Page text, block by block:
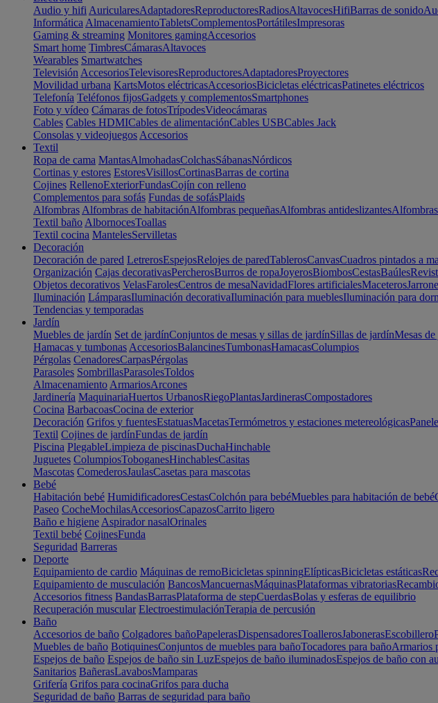
Audio y hifi AuricularesAdaptadoresReproductoresRadiosAltavocesHifiBarras de sonido
Informática AlmacenamientoTabletsComplementosPortátilesImpresoras
Gaming & streaming Monitores gamingAccesorios
Smart home TimbresCámarasAltavoces
Wearables Smartwatches
Televisión AccesoriosTelevisoresReproductoresAdaptadoresProyectores
Movilidad urbana KartsMotos eléctricasAccesoriosBicicletas eléctricasPatinetes eléctricos
Telefonía Teléfonos fijosGadgets y complementosSmartphones
Foto y vídeo Cámaras de fotosTrípodesVideocámaras
Cables Cables HDMICables de alimentaciónCables USBCables Jack
Consolas y videojuegos Accesorios
Textil
Ropa de cama MantasAlmohadasColchasSábanasNórdicos
Cortinas y estores EstoresVisillosCortinasBarras de cortina
Cojines RellenoExteriorFundasCojín con relleno
Complementos para sofás Fundas de sofásPlaids
Alfombras Alfombras de habitaciónAlfombras pequeñasAlfombras antideslizantes
Textil baño AlbornocesToallas
Textil cocina MantelesServilletas
Decoración
Decoración de pared LetrerosEspejosRelojes de paredTablerosCanvasCuadros pintados a
Organización Cajas decorativasPercherosBurros de ropaJoyerosBiombosCestasBaúles
Objetos decorativos VelasFarolesCentros de mesaNavidadFlores artificialesMaceteros
Iluminación LámparasIluminación decorativaIluminación para mueblesIluminación para
Tendencias y temporadas
Jardín
Muebles de jardín Set de jardínConjuntos de mesas y sillas de jardínSillas de jardínMesas
Hamacas y tumbonas AccesoriosBalancinesTumbonasHamacasColumpios
Pérgolas CenadoresCarpasPérgolas
Parasoles SombrillasParasolesToldos
Almacenamiento ArmariosArcones
Jardinería MaquinariaHuertos UrbanosRiegoPlantasJardinerasCompostadores
Cocina BarbacoasCocina de exterior
Decoración Grifos y fuentesEstatuasMacetasTermómetros y estaciones metereológicas
Textil Cojines de jardínFundas de jardín
Piscina PlegableLimpieza de piscinasDuchaHinchable
Juguetes ColumpiosToboganesHinchablesCasitas
Mascotas ComederosJaulasCasetas para mascotas
Bebé
Habitación bebé HumidificadoresCestasColchón para bebéMuebles para habitación de bebé
Paseo CocheMochilasAccesoriosCapazosCarrito ligero
Baño e higiene Aspirador nasalOrinales
Textil bebé CojinesFunda
Seguridad Barreras
Deporte
Equipamiento de cardio Máquinas de remoBicicletas spinningElípticasBicicletas estáticas
Equipamiento de musculación BancosMancuernasMáquinasPlataformas vibratorias
Accesorios fitness BandasBarrasPlataforma de stepCuerdasBolas y esferas de equilibrio
Recuperación muscular ElectroestimulaciónTerapia de percusión
Baño
Accesorios de baño Colgadores bañoPapelerasDispensadoresToallerosJabonerasEscobillero
Muebles de baño BotiquinesConjuntos de muebles para bañoTocadores para bañoArmarios
Espejos de baño Espejos de baño sin LuzEspejos de baño iluminadosEspejos de baño con
Sanitarios BañerasLavabosMamparas
Grifería Grifos para cocinaGrifos para ducha
Seguridad de baño Barras de seguridad para baño